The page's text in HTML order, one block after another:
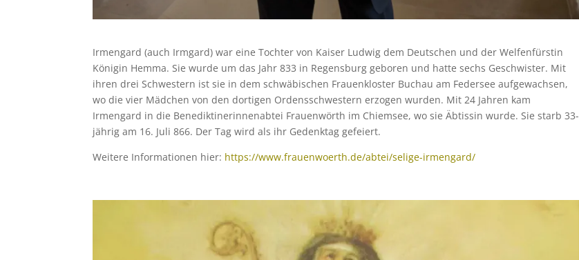
Irmengard (auch Irmgard) war eine Tochter von Kaiser Ludwig dem Deutschen und der Welfenfürstin
Königin Hemma. Sie wurde um das Jahr 833 in Regensburg geboren und hatte sechs Geschwister. Mit
ihren drei Schwestern ist sie in dem schwäbischen Frauenkloster Buchau am Federsee aufgewachsen,
wo die vier Mädchen von den dortigen Ordensschwestern erzogen wurden. Mit 24 Jahren kam
Irmengard in die Benediktinerinnenabtei Frauenwörth im Chiemsee, wo sie Äbtissin wurde. Sie starb 33-
jährig am 16. Juli 866. Der Tag wird als ihr Gedenktag gefeiert.
Weitere Informationen hier: https://www.frauenwoerth.de/abtei/selige-irmengard/